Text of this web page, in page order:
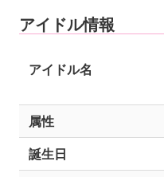
アイドル情報
アイドル名
属性
誕生日